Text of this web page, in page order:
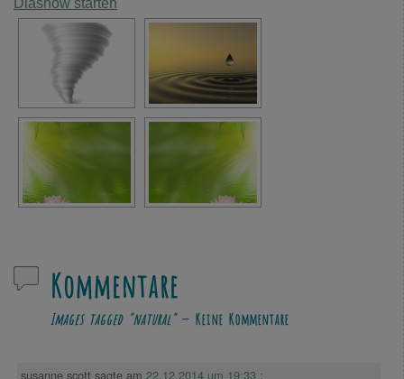
Diashow starten
Kommentare
Images tagged "natural"— Keine Kommentare
susanne scott sagte am 22.12.2014 um 19:33 :